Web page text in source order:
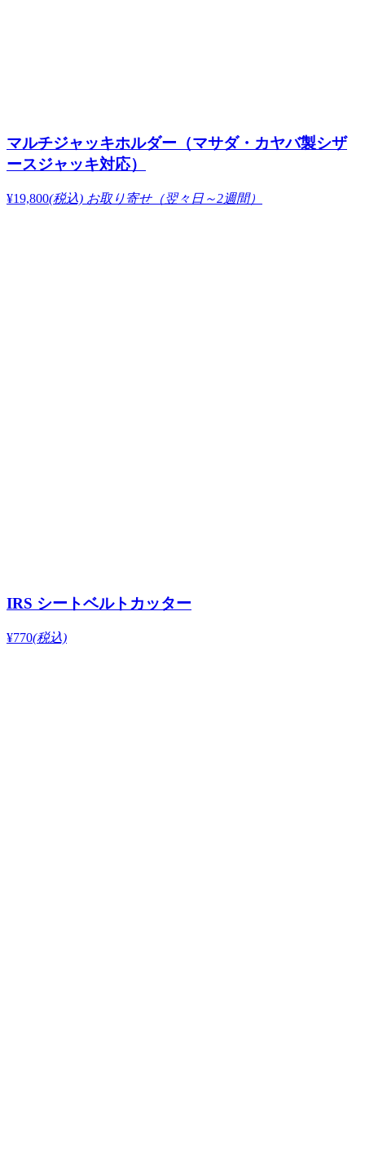
マルチジャッキホルダー（マサダ・カヤバ製シザ
ースジャッキ対応）
¥19,800(税込) お取り寄せ（翌々日～2週間）
IRS シートベルトカッター
¥770(税込)